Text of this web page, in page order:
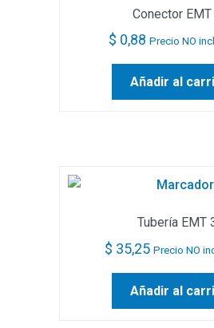
Conector EMT
$ 0,88 Precio NO
Añadir al
Tubería EMT
$ 35,25 Precio NO
Añadir al